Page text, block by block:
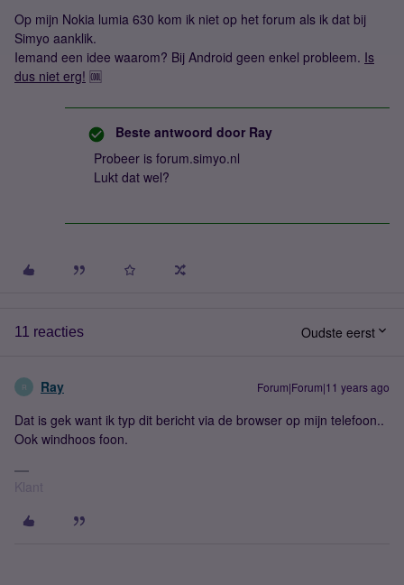
Op mijn Nokia lumia 630 kom ik niet op het forum als ik dat bij
Simyo aanklik.
Iemand een idee waarom? Bij Android geen enkel probleem. Is
dus niet erg! 🆒
Beste antwoord door Ray
Probeer is forum.simyo.nl
Lukt dat wel?
11 reacties Oudste eerst
R Ray Forum|Forum|11 years ago
Dat is gek want ik typ dit bericht via de browser op mijn telefoon..
Ook windhoos foon.
Klant